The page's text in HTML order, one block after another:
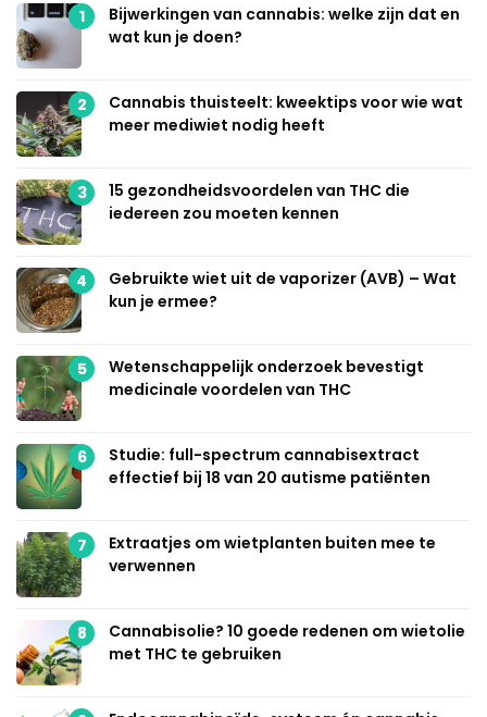
1
Bijwerkingen van cannabis: welke zijn dat en
wat kun je doen?
2
Cannabis thuisteelt: kweektips voor wie wat
meer mediwiet nodig heeft
3
15 gezondheidsvoordelen van THC die
iedereen zou moeten kennen
4
Gebruikte wiet uit de vaporizer (AVB) – Wat
kun je ermee?
5
Wetenschappelijk onderzoek bevestigt
medicinale voordelen van THC
6
Studie: full-spectrum cannabisextract
effectief bij 18 van 20 autisme patiënten
7
Extraatjes om wietplanten buiten mee te
verwennen
8
Cannabisolie? 10 goede redenen om wietolie
met THC te gebruiken